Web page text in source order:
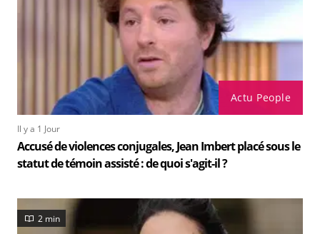
Actu People
Il y a 1 Jour
Accusé de violences conjugales, Jean Imbert placé sous le
statut de témoin assisté : de quoi s'agit-il ?
2 min